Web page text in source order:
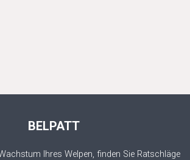
BELPATT
Ihres Welpen, finden Sie Ratschläge